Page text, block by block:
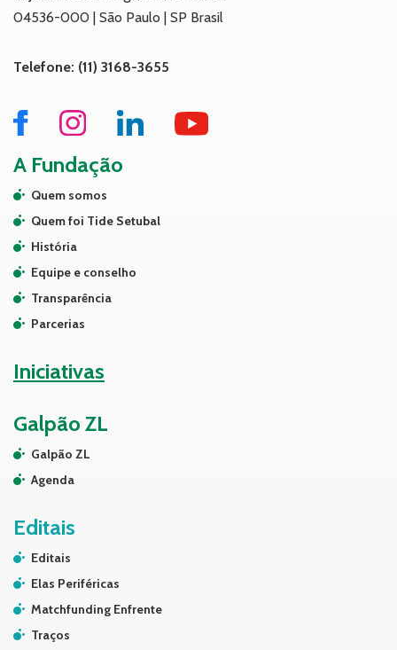
04536-000 | São Paulo | SP Brasil
Telefone: (11) 3168-3655
A Fundação
Quem somos
Quem foi Tide Setubal
História
Equipe e conselho
Transparência
Parcerias
Iniciativas
Galpão ZL
Galpão ZL
Agenda
Editais
Editais
Elas Periféricas
Matchfunding Enfrente
Traços